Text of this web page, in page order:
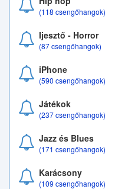
(118 csengőhangok)
Ijesztő - Horror
(87 csengőhangok)
iPhone
(590 csengőhangok)
Játékok
(237 csengőhangok)
Jazz és Blues
(171 csengőhangok)
Karácsony
(109 csengőhangok)